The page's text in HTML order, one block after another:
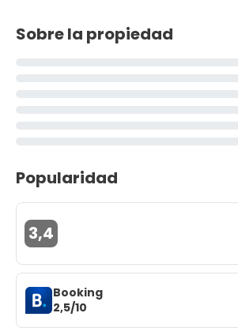
Sobre la propiedad
Popularidad
3,4
Booking
2,5/10